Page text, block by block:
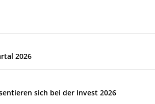
2026
sich bei der Invest 2026